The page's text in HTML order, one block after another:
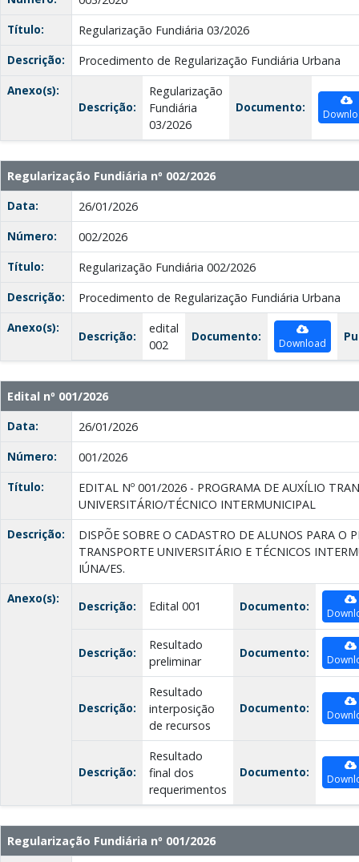
Título:
Regularização Fundiária 03/2026
Descrição:
Procedimento de Regularização Fundiária Urbana
Anexo(s):
Descrição:
Regularização
Fundiária
03/2026
Documento:
Regularização Fundiária nº 002/2026
Data:
26/01/2026
Número:
002/2026
Título:
Regularização Fundiária 002/2026
Descrição:
Procedimento de Regularização Fundiária Urbana
Anexo(s):
Descrição:
edital
002
Documento: Download
Edital nº 001/2026
Data:
26/01/2026
Número:
001/2026
Título:
EDITAL Nº 001/2026 - PROGRAMA DE AUXÍLIO
UNIVERSITÁRIO/TÉCNICO INTERMUNICIPAL
Descrição:
DISPÕE SOBRE O CADASTRO DE ALUNOS PARA O
TRANSPORTE UNIVERSITÁRIO E TÉCNICOS
IÚNA/ES.
Anexo(s):
Descrição: Edital 001 Documento:
Descrição:
Resultado
preliminar
Documento:
Descrição:
Resultado
interposição
de recursos
Documento:
Descrição:
Resultado
final dos
requerimentos
Documento:
Regularização Fundiária nº 001/2026